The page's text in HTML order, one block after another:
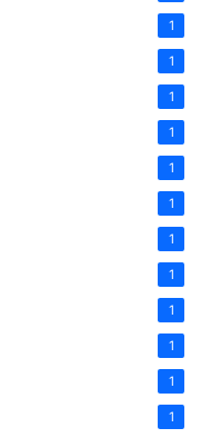
1
1
1
1
1
1
1
1
1
1
1
1